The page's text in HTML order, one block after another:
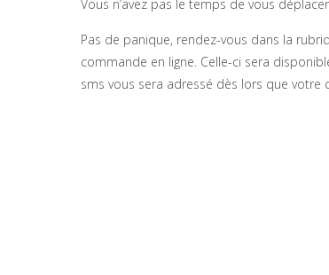
Vous n’avez pas le temps de vous
Pas de panique, rendez-vous dans la
commande en ligne. Celle-ci sera
sms vous sera adressé dès lors que votre